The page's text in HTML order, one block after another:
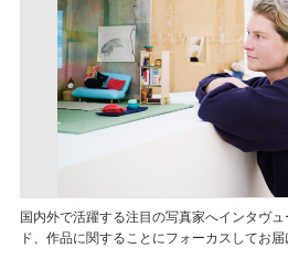
国内外で活躍する注目の写真家へインタヴ
ド、作品に関することにフォーカスしてお届